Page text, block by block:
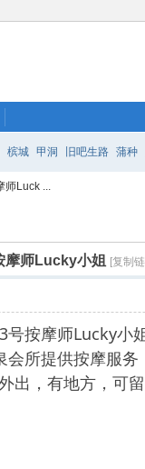
槟城 甲洞 旧吧生路 蒲种
师Luck ...
摩师Lucky小姐 [复制
号按摩师Lucky
所提供按摩服
，有地方，可